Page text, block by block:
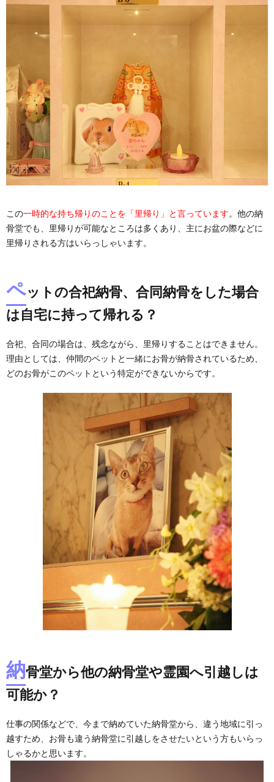
この一時的な持ち帰りのことを「里帰り」と言っています。他の納
骨堂でも、里帰りが可能なところは多くあり、主にお盆の際などに
里帰りされる方はいらっしゃいます。
ペットの合祀納骨、合同納骨をした場合
は自宅に持って帰れる？
合祀、合同の場合は、残念ながら、里帰りすることはできません。
理由としては、仲間のペットと一緒にお骨が納骨されているため、
どのお骨がこのペットという特定ができないからです。
納骨堂から他の納骨堂や霊園へ引越しは
可能か？
仕事の関係などで、今まで納めていた納骨堂から、違う地域に引っ
越すため、お骨も違う納骨堂に引越しをさせたいという方もいらっ
しゃるかと思います。